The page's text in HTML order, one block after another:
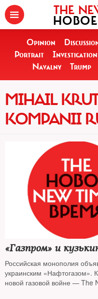
THE
Opinion
Portrait
Investigation
Navalny
Trump
MIHAIL
KOMPANII
«Газпром» и
Российская монополия
украинским «Нафтогазом».
новой газовой войне — The